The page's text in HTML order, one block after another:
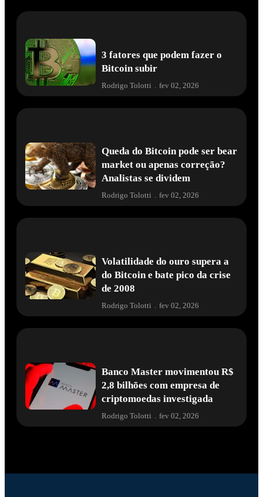
3 fatores que podem fazer o
Bitcoin subir
Rodrigo Tolotti fev 02, 2026
Queda do Bitcoin pode ser bear
market ou apenas correção?
Analistas se dividem
Rodrigo Tolotti . fev 02, 2026
Volatilidade do ouro supera a
do Bitcoin e bate pico da crise
de 2008
Rodrigo Tolotti . fev 02, 2026
Banco Master movimentou R$
2,8 bilhões com empresa de
criptomoedas investigada
Rodrigo Tolotti fev 02, 2026